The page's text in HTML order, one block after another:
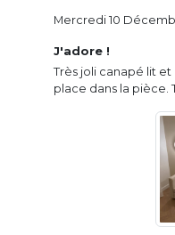
J'adore !
Très joli canapé lit
place dans la pièce.
Mercredi 10